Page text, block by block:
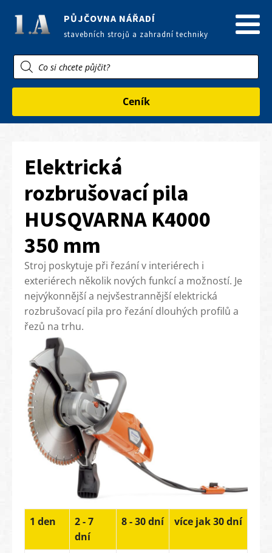
PŮJČOVNA NÁŘADÍ
stavebních strojů a zahradní techniky
Products
search
Ceník
Elektrická
rozbrušovací pila
HUSQVARNA K4000
350 mm
Stroj poskytuje při řezání v interiérech i
exteriérech několik nových funkcí a možností. Je
nejvýkonnější a nejvšestrannější elektrická
rozbrušovací pila pro řezání dlouhých profilů a
řezů na trhu.
1 den
2 - 7
dní
8 - 30 dní více jak 30 dní